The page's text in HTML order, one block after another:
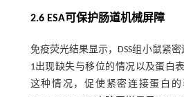
2.6 ESA可保护肠道机械屏障
免疫荧光结果显示，DSS组小鼠紧密
1出现缺失与移位的情况以及蛋白
这种情况，促使紧密连接蛋白